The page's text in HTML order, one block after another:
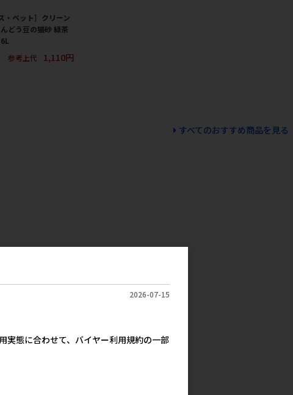
ス・ペット］クリーン
どう豆の猫砂 緑茶
参考上代
1,110円
すべてのおすすめ商品を見る
2026-07-15
実態に合わせて、バイヤー利用規約の一部